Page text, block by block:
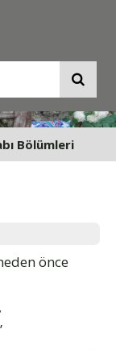
Bölümleri
önce